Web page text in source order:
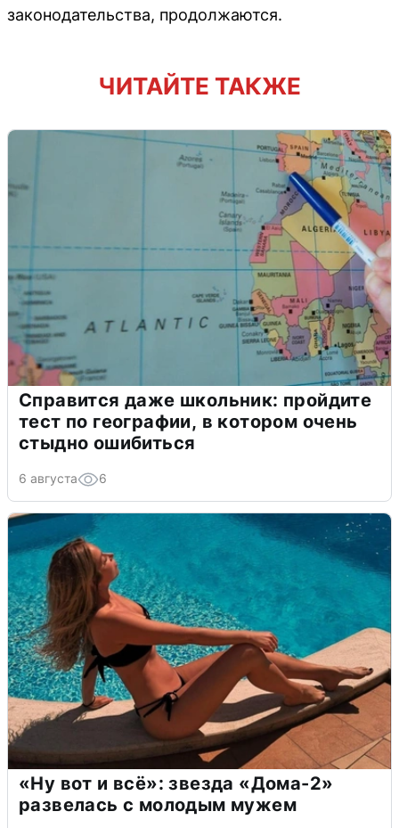
законодательства, продолжаются.
ЧИТАЙТЕ ТАКЖЕ
Справится даже школьник: пройдите
тест по географии, в котором очень
стыдно ошибиться
6 августа 6
«Ну вот и всё»: звезда «Дома-2»
развелась с молодым мужем